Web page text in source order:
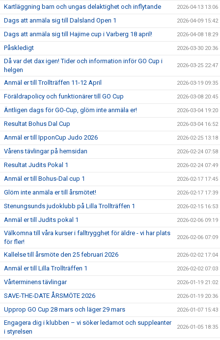
Kartläggning barn och ungas delaktighet och inflytande 2026-04-13 13:06
Dags att anmäla sig till Dalsland Open 1 2026-04-09 15:42
Dags att anmäla sig till Hajime cup i Varberg 18 april! 2026-04-08 18:29
Påskledigt 2026-03-30 20:36
Då var det dax igen! Tider och information inför GO Cup i
helgen
2026-03-25 22:47
Anmäl er till Trollträffen 11-12 April 2026-03-19 09:35
Föräldrapolicy och funktionärer till GO Cup 2026-03-08 20:45
Äntligen dags för GO-Cup, glöm inte anmäla er! 2026-03-04 19:20
Resultat Bohus Dal Cup 2026-03-04 16:52
Anmäl er till IpponCup Judo 2026 2026-02-25 13:18
Vårens tävlingar på hemsidan 2026-02-24 07:58
Resultat Judits Pokal 1 2026-02-24 07:49
Anmäl er till Bohus-Dal cup 1 2026-02-17 17:45
Glöm inte anmäla er till årsmötet! 2026-02-17 17:39
Stenungsunds judoklubb på Lilla Trollträffen 1 2026-02-15 16:53
Anmäl er till Judits pokal 1 2026-02-06 09:19
Välkomna till våra kurser i falltrygghet för äldre - vi har plats
för fler!
2026-02-06 07:09
Kallelse till årsmöte den 25 februari 2026 2026-02-02 17:04
Anmäl er till Lilla Trollträffen 1 2026-02-02 07:03
Vårterminens tävlingar 2026-01-19 21:02
SAVE-THE-DATE ÅRSMÖTE 2026 2026-01-19 20:36
Upprop GO Cup 28 mars och läger 29 mars 2026-01-07 15:43
Engagera dig i klubben – vi söker ledamot och suppleanter
i styrelsen
2026-01-05 18:35